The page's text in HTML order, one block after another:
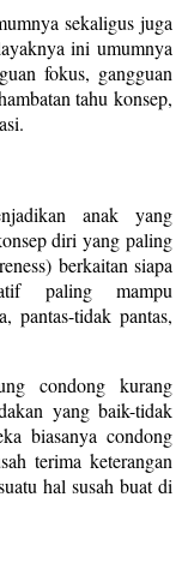
sekaligus juga
ini umumnya
fokus, gangguan
tahu konsep,
anak yang
diri yang paling
berkaitan siapa
paling mampu
pantas-tidak pantas,
condong kurang
yang baik-tidak
biasanya condong
terima keterangan
hal susah buat di